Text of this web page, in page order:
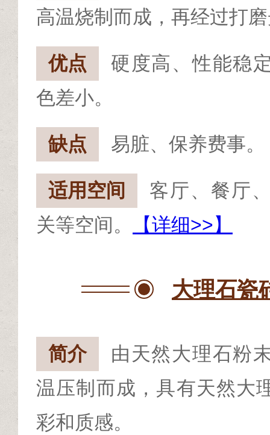
高温烧制而成，再经过打
优点
硬度高、性能稳
色差小。
缺点 易脏、保养费事。
适用空间
客厅、餐厅
关等空间。
【详细>>】
大理石瓷
简介
由天然大理石粉
温压制而成，具有天然大
彩和质感。